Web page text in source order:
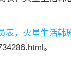
表，火星生活韩
。